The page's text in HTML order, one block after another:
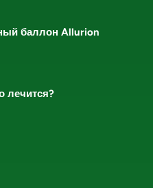
баллон Allurion
лечится?